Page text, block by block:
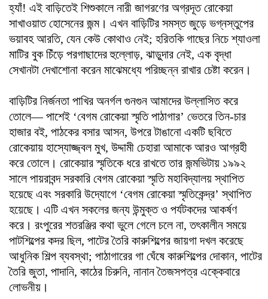
হ্যাঁ! এই বাড়িতেই শিশুকালে নারী জাগরণের অগ্রদূত রোকেয়া
সাখাওয়াত হোসেনের জন্ম। এখন বাড়িটির সমস্ত জুড়ে ভগ্নস্তুপের
ভয়াবহ আরতি, যেন কেউ কোথাও নেই; হরিতকি গাছের নিচে শ্যাওলা
মাটির বুক চিঁড়ে পরগাছাদের হুল্লোড়, ঝাড়ুদার নেই, এক বৃদ্ধা
সেখানটা দেখাশোনা করেন মাঝেমধ্যে পরিচ্ছন্ন রাখার চেষ্টা করেন।
বাড়িটির নির্জনতা পাখির অনর্গল গুনগুন আমাদের উল্লাসিত করে
তোলে— পাশেই ‘বেগম রোকেয়া স্মৃতি পাঠাগার’ ভেতরে তিন-চার
হাজার ব‌ই, পাঠকের বসার আসন, উপরে টাঙানো একটি ছবিতে
রোকেয়ায় হাস্যোজ্জ্বল মুখ, উদ্দামী চেহারা আমাকে আরও আগ্রহী
করে তোলে। রোকেয়ার স্মৃতিকে ধরে রাখতে তার জন্মভিটায় ১৯৯২
সালে পায়রাবন্দ সরকারি বেগম রোকেয়া স্মৃতি মহাবিদ্যালয় স্থাপিত
হয়েছে এবং সরকারি উদ্যোগে ‘বেগম রোকেয়া স্মৃতিকেন্দ্র’ স্থাপিত
হয়েছে। এটি এখন সকলের জন্য উন্মুক্ত ও পর্যটকদের আকর্ষণ
করে। রংপুরের শতরঞ্জির কথা ভুলে গেলে চলে না, তৎকালীন সময়ে
পাটশিল্পের কদর ছিল, পাটের তৈরি কারুশিল্পের জায়গা দখল করেছে
আধুনিক শিল্প ব্যবস্থা; পাঠাগারের গা ঘেঁষে কারুশিল্পের দোকান, পাটের
তৈরি জুতা, পাদানি, কাঠের চিরুনি, নানান তৈজসপত্র এক্কেবারে
লোভনীয়।